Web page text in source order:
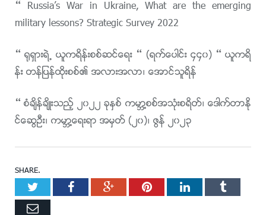
– Russia’s War in Ukraine, What are the emerging
military lessons? Strategic Survey 2022
– ႐ုရွားရဲ႕ ယူကရိန္းစစ္ဆင္ေရး – (ရက္ေပါင္း ၄၄၀) – ယူကရိ
န္း တန္ျပန္ထိုးစစ္၏ အလားအလာ၊ ေအာင္သူရိန္
– စံခ်ိန္ခ်ိဳးသည့္ ၂၀၂၂ ခုႏွစ္ ကမာၻ႔စစ္အသုံးစရိတ္၊ ေဒါက္တာႏို
င္ေဆြဦး၊ ကမာၻ႔ေရးရာ အမွတ္ (၂၀)၊ ဇြန္ ၂၀၂၃
SHARE.
TwitterFacebookGoogle+PinterestLinkedInTumblr
Email